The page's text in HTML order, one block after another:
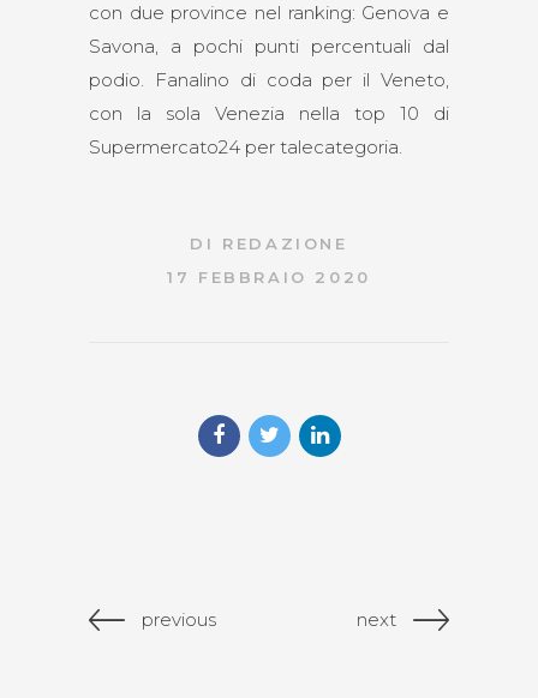
con due province nel ranking: Genova e
Savona, a pochi punti percentuali dal
podio. Fanalino di coda per il Veneto,
con la sola Venezia nella top 10 di
Supermercato24 per talecategoria.
DI REDAZIONE
17 FEBBRAIO 2020
previous next